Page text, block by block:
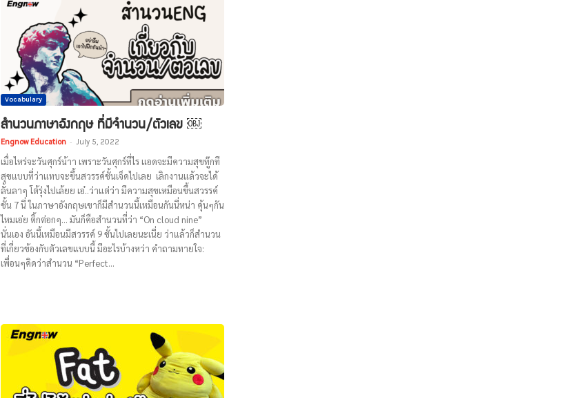
Vocabulary
สำนวนภาษาอังกฤษ ที่มีจำนวน/ตัวเลข ￼
Engnow Education - July 5, 2022
เมื่อไหร่จะวันศุกร์น้าา เพราะวันศุกร์ที่ไร แอดจะมีความสุขทู๊กที
สุขแบบที่ว่าแทบจะขึ้นสวรรค์ชั้นเจ็ดไปเลย เลิกงานแล้วจะได้
ลั้นลาๆ โต้รุ่งไปเล้ยย เอ๋..ว่าแต่ว่า มีความสุขเหมือนขึ้นสวรรค์
ชั้น 7 นี่ ในภาษาอังกฤษเขาก็มีสำนวนนี้เหมือนกันนี่หน่า คุ้นๆกัน
ไหมเอ่ย ติ้กต่อกๆ… มันก็คือสำนวนที่ว่า “On cloud nine”
นั่นเอง อันนี้เหมือนมีสวรรค์ 9 ชั้นไปเลยนะเนี่ย ว่าแล้วก็สำนวน
ที่เกี่ยวข้องกับตัวเลขแบบนี้ มีอะไรบ้างหว่า คำถามทายใจ:
เพื่อนๆคิดว่าสำนวน “Perfect...